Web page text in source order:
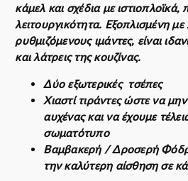
κάμελ και σχέδια με ιστιοπλοϊκά,
λειτουργικότητα. Εξοπλισμένη με
ρυθμιζόμενους ιμάντες, είναι
και λάτρεις της κουζίνας.
Δύο εξωτερικές τσέπες
Χιαστί τιράντες ώστε να
αυχένας και να έχουμε
σωματότυπο
Βαμβακερή / Δροσερή
την καλύτερη αίσθηση σε